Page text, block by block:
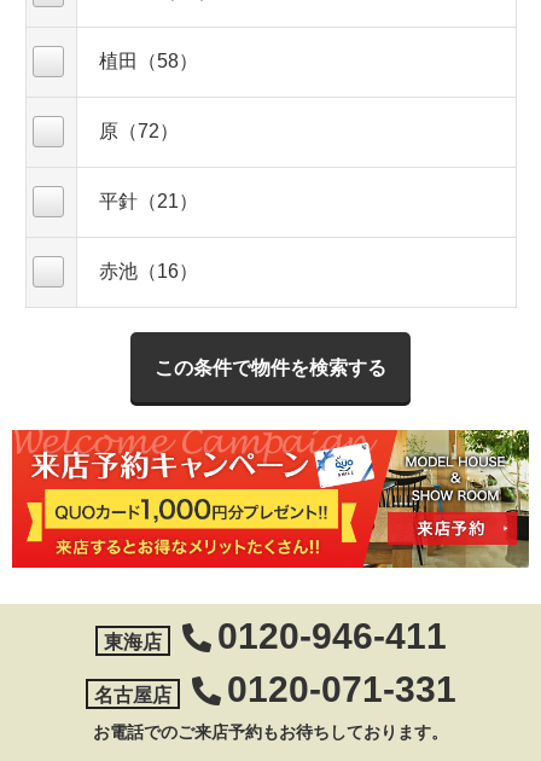
植田（58）
原（72）
平針（21）
赤池（16）
東海店 0120-946-411
名古屋店 0120-071-331
お電話でのご来店予約もお待ちしております。